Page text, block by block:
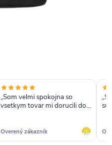
„Som velmi spokojna so
vsetkym tovar mi dorucili do
presne podla mojich predstav
nielen na fotke ,ale aj v
Overený zákazník